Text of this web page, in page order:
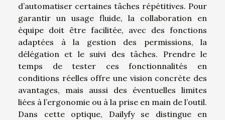
d’automatiser certaines tâches répétitives. Pour
garantir un usage fluide, la collaboration en
équipe doit être facilitée, avec des fonctions
adaptées à la gestion des permissions, la
délégation et le suivi des tâches. Prendre le
temps de tester ces fonctionnalités en
conditions réelles offre une vision concrète des
avantages, mais aussi des éventuelles limites
liées à l’ergonomie ou à la prise en main de l’outil.
Dans cette optique, Dailyfy se distingue en